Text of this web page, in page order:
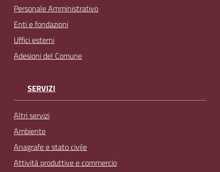
Personale Amministrativo
Enti e fondazioni
Uffici esterni
Adesioni del Comune
SERVIZI
Altri servizi
Ambiente
Anagrafe e stato civile
Attività produttive e commercio